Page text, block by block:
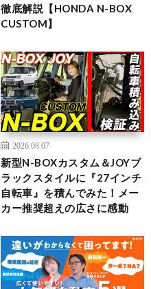
徹底解説【HONDA N-BOX
CUSTOM】
2026.08.07
新型N-BOXカスタム＆JOYブ
ラックスタイルに『27インチ
自転車』を積んでみた！メー
カー推奨超えの広さに感動